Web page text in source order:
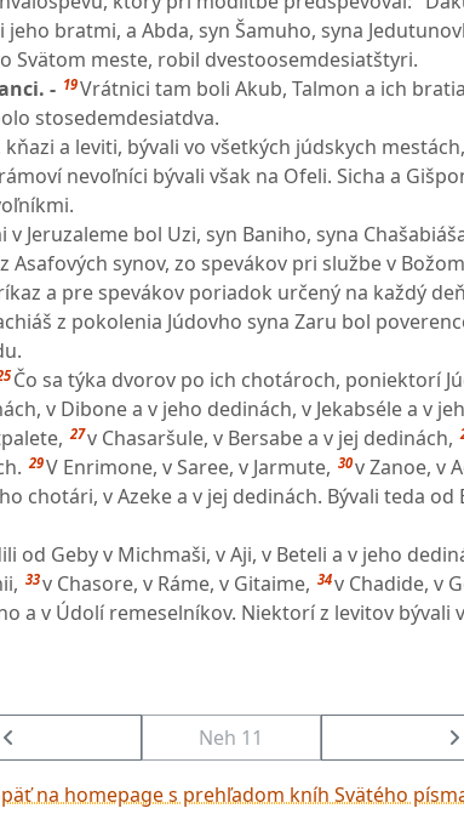
bratmi, a Abda, syn Šamuho, syna
Svätom meste, robil dvestoosemdesiatštyri.
- 19Vrátnici tam boli Akub, Talmon a ich
stosedemdesiatdva.
a leviti, bývali vo všetkých júdskych
nevoľníci bývali však na Ofeli. Sicha a
Jeruzaleme bol Uzi, syn Baniho, syna
Asafových synov, zo spevákov pri službe v
a pre spevákov poriadok určený na každý
z pokolenia Júdovho syna Zaru bol
Čo sa týka dvorov po ich chotároch, poniektorí
v Dibone a v jeho dedinách, v Jekabséle a v
27v Chasaršule, v Bersabe a v jej dedinách,
29V Enrimone, v Saree, v Jarmute, 30v Zanoe, v
chotári, v Azeke a v jej dedinách. Bývali teda od
od Geby v Michmaši, v Aji, v Beteli a v jeho
33v Chasore, v Ráme, v Gitaime, 34v Chadide, v
a v Údolí remeselníkov. Niektorí z levitov bývali
Neh 11
na homepage s prehľadom kníh Svätého